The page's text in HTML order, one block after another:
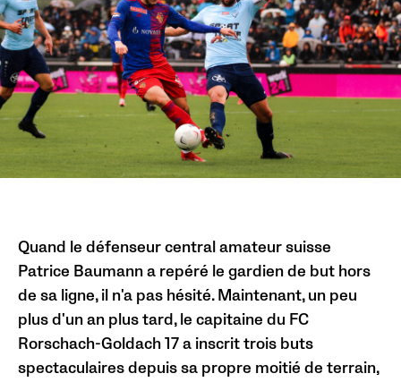
Quand le défenseur central amateur suisse
Patrice Baumann a repéré le gardien de but hors
de sa ligne, il n'a pas hésité. Maintenant, un peu
plus d'un an plus tard, le capitaine du FC
Rorschach-Goldach 17 a inscrit trois buts
spectaculaires depuis sa propre moitié de terrain,